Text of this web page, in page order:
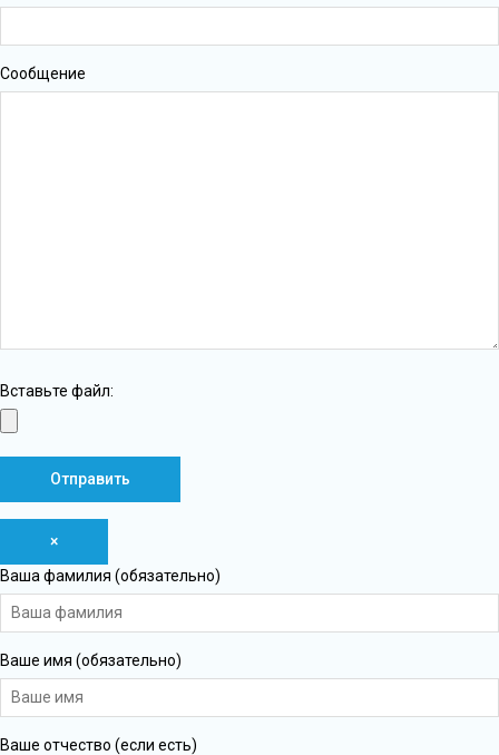
Сообщение
Вставьте файл:
×
Ваша фамилия (обязательно)
Ваше имя (обязательно)
Ваше отчество (если есть)